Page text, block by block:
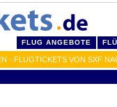
FLUG ANGEBOTE
- FLUGTICKETS VON SXF